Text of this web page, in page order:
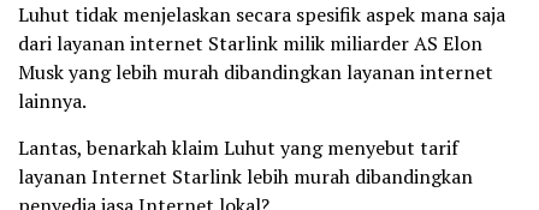
Luhut tidak menjelaskan secara spesifik aspek mana saja
dari layanan internet Starlink milik miliarder AS Elon
Musk yang lebih murah dibandingkan layanan internet
lainnya.
Lantas, benarkah klaim Luhut yang menyebut tarif
layanan Internet Starlink lebih murah dibandingkan